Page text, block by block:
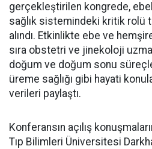
gerçekleştirilen kongrede,
sağlık sistemindeki kritik rolü
alındı. Etkinlikte ebe ve
sıra obstetri ve jinekoloji
doğum ve doğum sonu
üreme sağlığı gibi hayati
verileri paylaştı.
Konferansın açılış
Tıp Bilimleri Üniversitesi